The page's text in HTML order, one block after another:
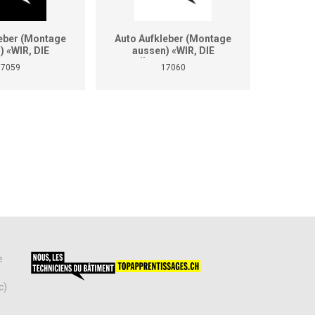
(Montage
«WIR, DIE
Auto Aufkleber (Montage
aussen) «WIR, DIE
GEBÄUDETECHNIKER»
17060